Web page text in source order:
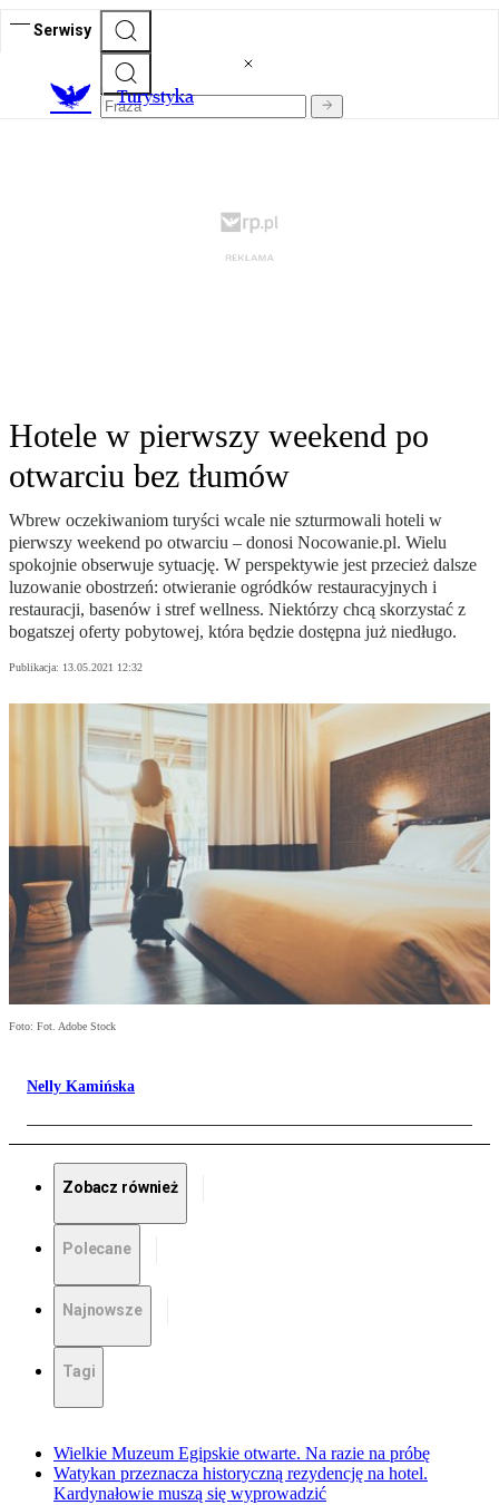
Serwisy
Turystyka
Hotele w pierwszy weekend po
otwarciu bez tłumów
Wbrew oczekiwaniom turyści wcale nie szturmowali hoteli w
pierwszy weekend po otwarciu – donosi Nocowanie.pl. Wielu
spokojnie obserwuje sytuację. W perspektywie jest przecież dalsze
luzowanie obostrzeń: otwieranie ogródków restauracyjnych i
restauracji, basenów i stref wellness. Niektórzy chcą skorzystać z
bogatszej oferty pobytowej, która będzie dostępna już niedługo.
Publikacja: 13.05.2021 12:32
Foto: Fot. Adobe Stock
Nelly Kamińska
Zobacz również
Polecane
Najnowsze
Tagi
Wielkie Muzeum Egipskie otwarte. Na razie na próbę
Watykan przeznacza historyczną rezydencję na hotel.
Kardynałowie muszą się wyprowadzić